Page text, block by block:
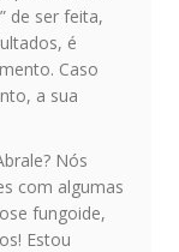
de ser feita,
é
Caso
a sua
Nós
com algumas
fungoide,
Estou